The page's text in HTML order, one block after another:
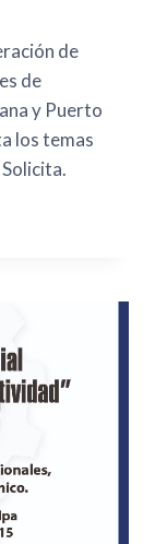
de
de
y Puerto
los temas